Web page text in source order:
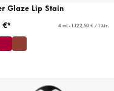
Glaze Lip Stain
€*
4 mL - 1.122,50 € / 1 λίτ.